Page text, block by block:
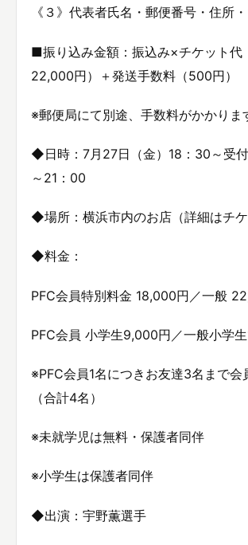
《３》代表者氏名・郵便番号・住所
■振り込み金額：振込み×チケット代
22,000円）＋発送手数料（500円）
※郵便局にて別途、手数料がかかりま
◆日時：7月27日（金）18：30～受
～21：00
◆場所：横浜市内のお店（詳細はチケ
◆料金：
PFC会員特別料金 18,000円／一般
PFC会員 小学生9,000円／一般小学
※PFC会員1名につきお友達3名まで会
（合計4名）
※未就学児は無料・保護者同伴
※小学生は保護者同伴
◆出演：宇野薫選手